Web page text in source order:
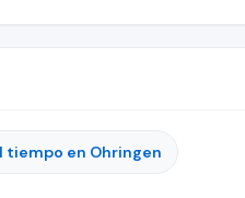
tiempo en Ohringen